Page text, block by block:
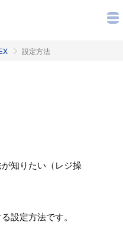
設定方法
知りたい（レジ操
設定方法です。